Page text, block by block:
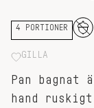
4 PORTIONER
GILLA
Pan
hand